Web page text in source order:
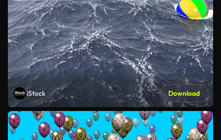
iStock Download